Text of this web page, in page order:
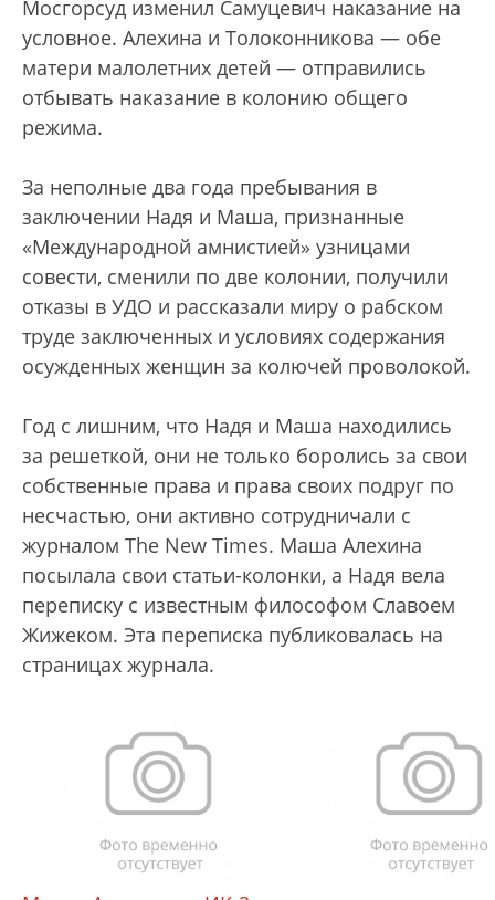
Мосгорсуд изменил Самуцевич наказание на
условное. Алехина и Толоконникова — обе
матери малолетних детей — отправились
отбывать наказание в колонию общего
режима.
За неполные два года пребывания в
заключении Надя и Маша, признанные
«Международной амнистией» узницами
совести, сменили по две колонии, получили
отказы в УДО и рассказали миру о рабском
труде заключенных и условиях содержания
осужденных женщин за колючей проволокой.
Год с лишним, что Надя и Маша находились
за решеткой, они не только боролись за свои
собственные права и права своих подруг по
несчастью, они активно сотрудничали с
журналом The New Times. Маша Алехина
посылала свои статьи-колонки, а Надя вела
переписку с известным философом Славоем
Жижеком. Эта переписка публиковалась на
страницах журнала.